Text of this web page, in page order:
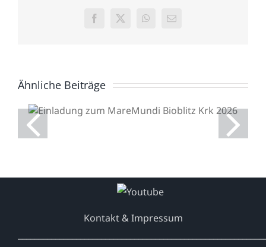
Facebook
X WhatsApp
E-
Ähnliche BeiträgeEinladung zum
MareMundi Bioblitz Krk
Kontakt & Impressum